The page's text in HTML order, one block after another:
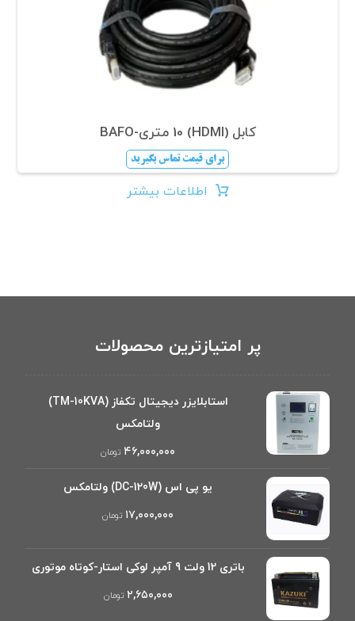
کابل (HDMI) 10 متری-BAFO
برای قیمت تماس بگیرید
اطلاعات بیشتر
پر امتیازترین محصولات
استابلایزر دیجیتال تکفاز (TM-10KVA)
ولتامکس
۴۶,۰۰۰,۰۰۰ تومان
یو پی اس (DC-120W) ولتامکس
۱۷,۰۰۰,۰۰۰ تومان
باتری 12 ولت 9 آمپر لوکی استار-کوتاه موتوری
۲,۶۵۰,۰۰۰ تومان